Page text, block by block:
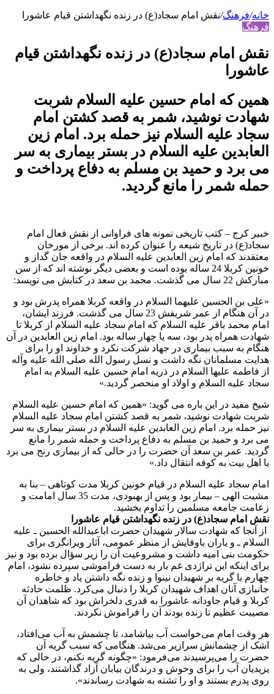
خانه/فرهنگ/نقش امام سجاد(ع) در زنده نگهداشتن قیام عاشورا
فرهنگ
نقش امام سجاد(ع) در زنده نگهداشتن قیام
عاشورا
همین که امام حسین علیه السلام شربت
شهادت نوشید، شمر به قصد کشتن امام
سجاد علیه السلام نیز حمله برد. امام زین
العابدین علیه السلام در بستر بیماری به سر
می برد و حمید بن مسلم به دفاع پرداخت و
حمله شمر را مانع گردید.
خبیر کرج – کتب تاریخی نمونه های فراوانی از نقش فعال امام
سجاد(ع) در تاریخ شیعه را عنوان کرده اند. برخی از مورخان
معتقدند که امام زین العابدین علیه السلام در واقعه جان گداز و
خونین کربلا 24 ساله بوده است و بعضی دیگر نوشته اند که از سن
مبارکش 22 سال می گذشت. محمد بن سعد در کتابش می نویسد:
«علی بن الحسین علیهما السلام در واقعه کربلا همراه پدرش بود و
در آن هنگام از عمر شریفش 23 سال می گذشت. فرزند ایشان،
امام محمد باقر علیه السلام که امام سجاد علیه السلام از کربلا تا
شهادت همراه پدر بود، سه یا چهار ساله بود. امام زین العابدین در آن
هنگام به سبب بیماری در جهاد شرکت نکرد و خداوند او را برای
هدایت مسلمانان نگه داشت و نسل رسول الله صلی الله علیه وآله
از فاطمه علیها السلام در ذریه امام حسین علیه السلام به امام
سجاد علیه السلام و اولاد او منحصر گردید.»
شیخ مفید در این باره می گوید: «همین که امام حسین علیه السلام
شربت شهادت نوشید، شمر به قصد کشتن امام سجاد علیه السلام
نیز حمله برد. امام زین العابدین علیه السلام در بستر بیماری به سر
می برد و حمید بن مسلم به دفاع پرداخت و حمله شمر را مانع
گردید. عمر بن سعد آن حضرت را در حالی که از بیماری رنج می برد
با اهل بیت به کوفه انتقال داد.»
امام سجاد علیه السلام در قیام خونین کربلا مدت کوتاهی – بنا به
مشیت الهی – بیمار بود و پس از بهبودی، مدت 35 سال امامت و
زعامت جامعه مسلمین را تداوم بخشید.
نقش امام سجاد(ع) در زنده نگهداشتن قیام عاشورا
از آنجا که شهادت سالار شهیدان حضرت اباعبدالله الحسین ـ علیه
السلام ـ و یاران باوفایش از منظر عمومی، آثار ویرانگری برای
حکومت بنی امیه داشت و مشروعیت آن را زیر سؤال برده بود و نیز
برای اینکه این تراژدی غم بار به دست فراموشی سپرده نشود، امام
چهارم با گریه بر شهیدان نینوا و زنده نگه داشتن یاد و خاطره
جانبازی آنان اهداف شهیدان کربلا را دنبال می‌کرد. ظلمت حادثه
کربلا و قیام جاودانه عاشورا به قدری دلخراش بود که شاهدان آن
مصیبت عظیم تا زنده بودند آن را فراموش نکردند.
هر وقت امام می‌خواست آب بیاشامد، تا چشمش به آب می‌افتاد،
اشک از چشمانش سرازیر می‌شد. هنگامی که سبب گریه آن
حضرت را می‌پرسیدند می‌فرمود: «چگونه گریه نکنم، در حالی که
یزیدیان آب را برای وحوش و درندگان بیابان آزاد گذاشتند، ولی به
روی پدرم بستند و او را تشنه به شهادت رساندند».